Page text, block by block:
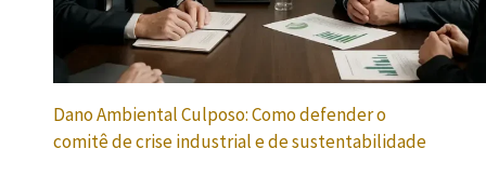
Dano Ambiental Culposo: Como defender o
comitê de crise industrial e de sustentabilidade